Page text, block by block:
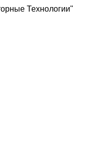
Технологии"